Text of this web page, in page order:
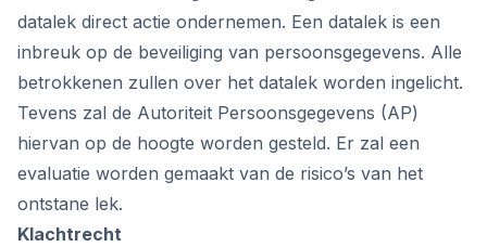
datalek direct actie ondernemen. Een datalek is een
inbreuk op de beveiliging van persoonsgegevens. Alle
betrokkenen zullen over het datalek worden ingelicht.
Tevens zal de Autoriteit Persoonsgegevens (AP)
hiervan op de hoogte worden gesteld. Er zal een
evaluatie worden gemaakt van de risico’s van het
ontstane lek.
Klachtrecht